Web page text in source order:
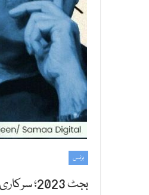
بزنس
بجٹ 2023؛ سرکاری ملازمین کی تنخواہوں میں 15 فیصد اضافہ منظور